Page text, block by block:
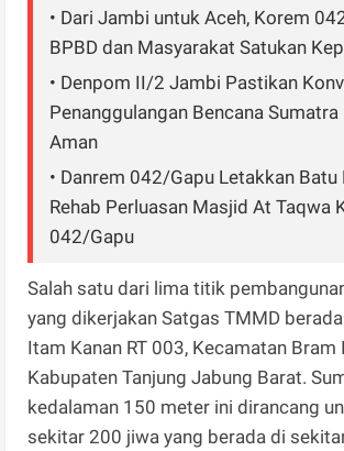
• Dari Jambi untuk Aceh, Korem
BPBD dan Masyarakat Satukan
• Denpom II/2 Jambi Pastikan
Penanggulangan Bencana Sumatra
Aman
• Danrem 042/Gapu Letakkan
Rehab Perluasan Masjid At Taqwa
042/Gapu
Salah satu dari lima titik
yang dikerjakan Satgas TMMD
Itam Kanan RT 003, Kecamatan Bram
Kabupaten Tanjung Jabung Barat.
kedalaman 150 meter ini dirancang
sekitar 200 jiwa yang berada di